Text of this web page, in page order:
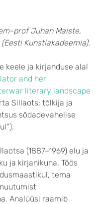
prof Juhan Maiste,
Kunstiakadeemia).
keele ja kirjanduse alal
and her
literary landscape
Sillaots: tõlkija ja
sõdadevahelise
(1887–1969) elu ja
ja kirjanikuna. Töös
tema
Analüüsi raamib